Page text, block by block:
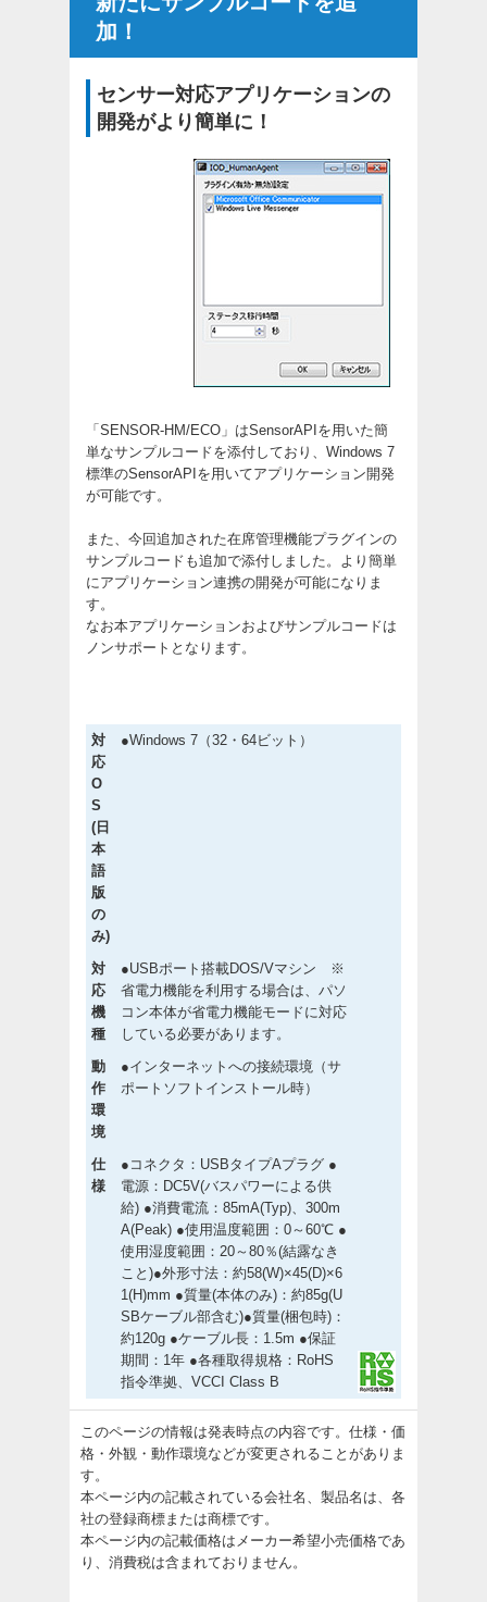
加！
センサー対応アプリケーションの
開発がより簡単に！
「SENSOR-HM/ECO」はSensorAPIを用いた簡
単なサンプルコードを添付しており、Windows 7
標準のSensorAPIを用いてアプリケーション開発
が可能です。
また、今回追加された在席管理機能プラグインの
サンプルコードも追加で添付しました。より簡単
にアプリケーション連携の開発が可能になりま
す。
なお本アプリケーションおよびサンプルコードは
ノンサポートとなります。
対
応
O
S
(日
本
語
版
の
み)
●Windows 7（32・64ビット）
対
応
機
種
●USBポート搭載DOS/Vマシン ※
省電力機能を利用する場合は、パソ
コン本体が省電力機能モードに対応
している必要があります。
動
作
環
境
●インターネットへの接続環境（サ
ポートソフトインストール時）
仕
様
●コネクタ：USBタイプAプラグ ●
電源：DC5V(バスパワーによる供
給) ●消費電流：85mA(Typ)、300m
A(Peak) ●使用温度範囲：0～60℃ ●
使用湿度範囲：20～80％(結露なき
こと)●外形寸法：約58(W)×45(D)×6
1(H)mm ●質量(本体のみ)：約85g(U
SBケーブル部含む)●質量(梱包時)：
約120g ●ケーブル長：1.5m ●保証
期間：1年 ●各種取得規格：RoHS
指令準拠、VCCI Class B
このページの情報は発表時点の内容です。仕様・価
格・外観・動作環境などが変更されることがありま
す。
本ページ内の記載されている会社名、製品名は、各
社の登録商標または商標です。
本ページ内の記載価格はメーカー希望小売価格であ
り、消費税は含まれておりません。